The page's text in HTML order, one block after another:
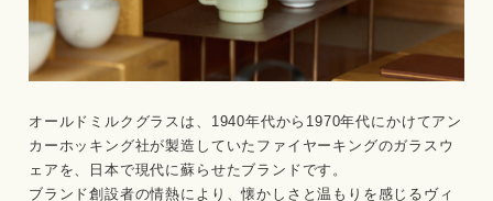
オールドミルクグラスは、1940年代から1970年代にかけてアン
カーホッキング社が製造していたファイヤーキングのガラスウ
ェアを、日本で現代に蘇らせたブランドです。
ブランド創設者の情熱により、懐かしさと温もりを感じるヴィ